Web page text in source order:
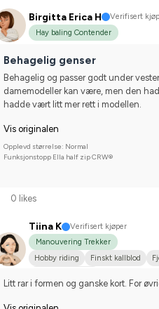
Birgitta Erica H
Verifisert
Hay baling Contender
Behagelig genser
Behagelig og passer godt under
damemodeller kan være, men den
hadde vært litt mer rett i modellen.
Vis originalen
Opplevd størrelse: Normal
Funksjonstopp Ella half zip CRW®
0 likes
Tiina K
Verifisert kjøper
Manouvering Trekker
Hobby riding
Finskt kallblod
Litt rar i formen og ganske kort. For